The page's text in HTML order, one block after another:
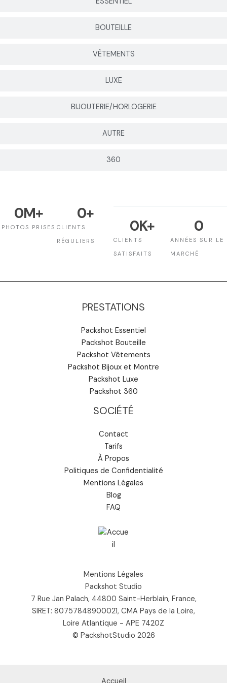
BOUTEILLE
VÊTEMENTS
LUXE
BIJOUTERIE/HORLOGERIE
AUTRE
360
PHOTOS PRISES
0M+
CLIENTS
RÉGULIERS
0+
CLIENTS
SATISFAITS
0K+
ANNÉES SUR LE
MARCHÉ
0
PRESTATIONS
Packshot Essentiel
Packshot Bouteille
Packshot Vêtements
Packshot Bijoux et Montre
Packshot Luxe
Packshot 360
SOCIÉTÉ
Contact
Tarifs
À Propos
Politiques de Confidentialité
Mentions Légales
Blog
FAQ
Mentions Légales
Packshot Studio
7 Rue Jan Palach, 44800 Saint-Herblain, France,
SIRET: 80757848900021, CMA Pays de la Loire,
Loire Atlantique - APE 7420Z
© PackshotStudio 2026